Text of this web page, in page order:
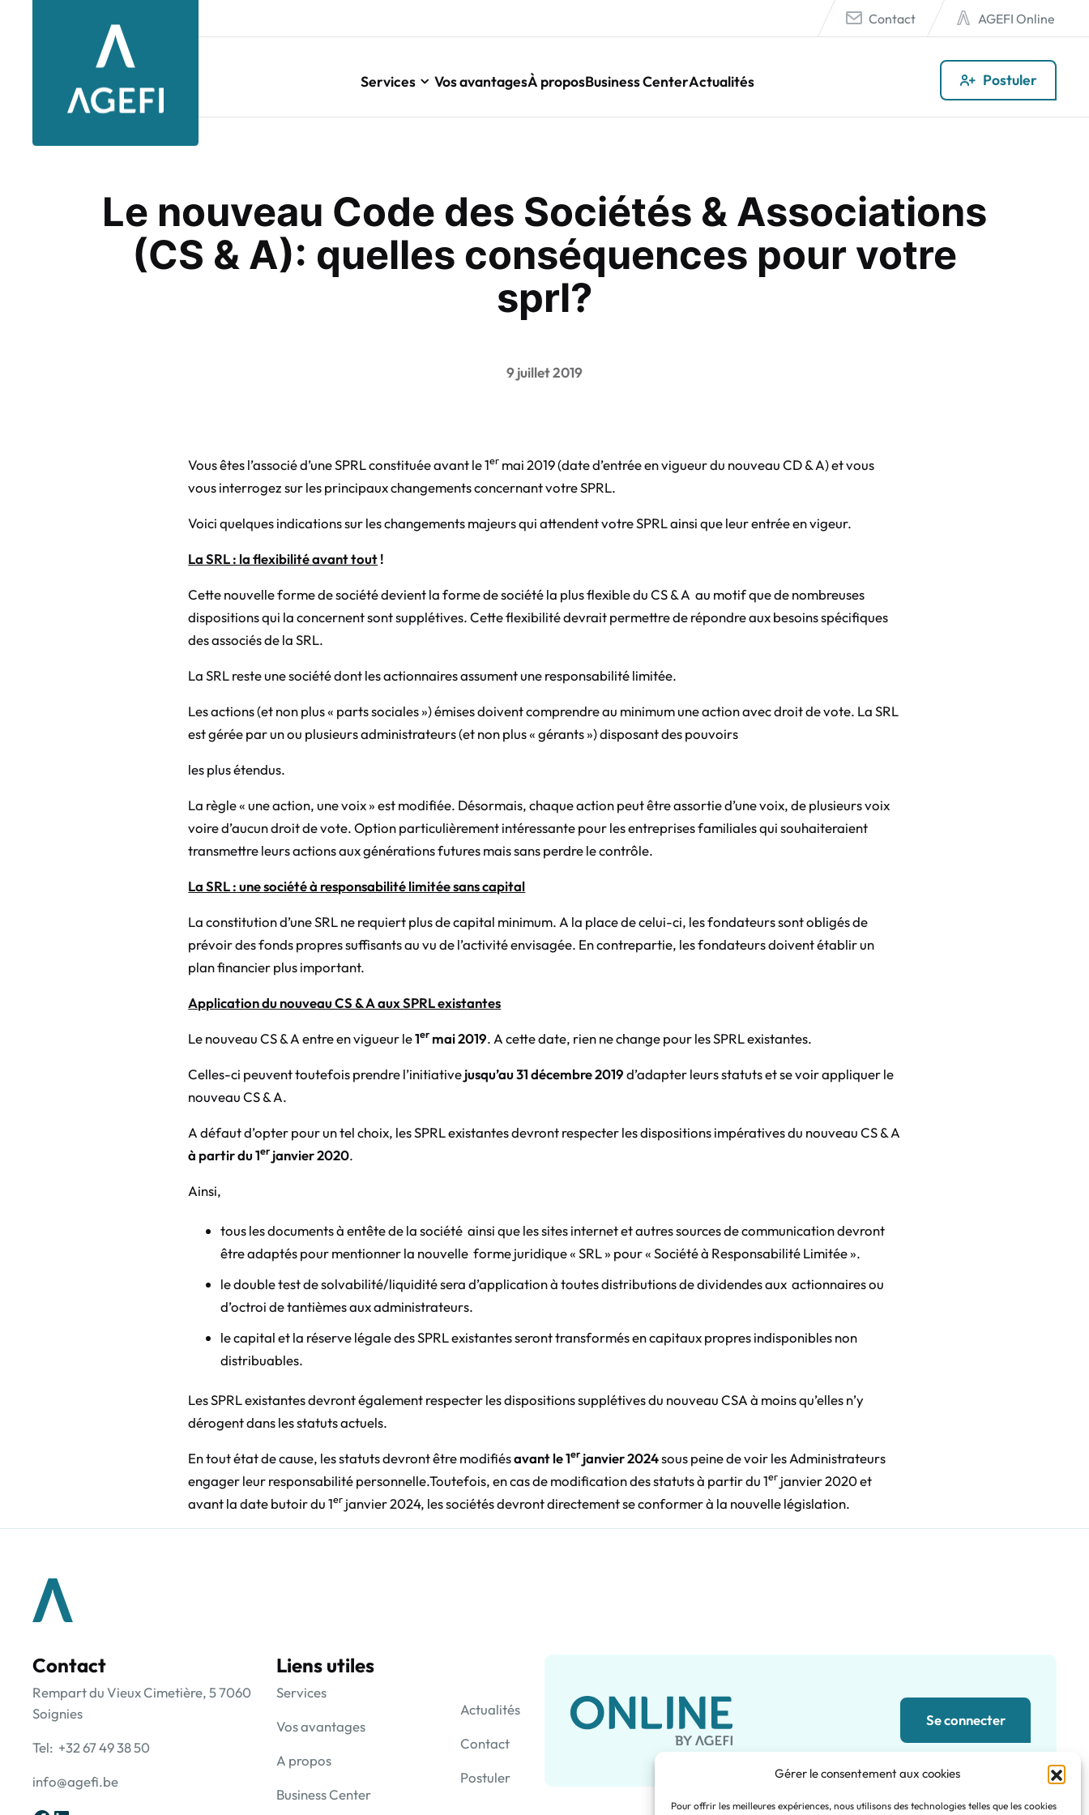
Gérer le consentement aux cookies
Pour offrir les meilleures expériences, nous utilisons des technologies telles que les cookies
Contact AGEFI Online
Services Vos avantagesÀ proposBusiness CenterActualités Postuler
Le nouveau Code des Sociétés & Associations
(CS & A): quelles conséquences pour votre
sprl?
9 juillet 2019
Vous êtes l’associé d’une SPRL constituée avant le 1er mai 2019 (date d’entrée en vigueur du nouveau CD & A) et vous
vous interrogez sur les principaux changements concernant votre SPRL.
Voici quelques indications sur les changements majeurs qui attendent votre SPRL ainsi que leur entrée en vigeur.
La SRL : la flexibilité avant tout!
Cette nouvelle forme de société devient la forme de société la plus flexible du CS & A au motif que de nombreuses
dispositions qui la concernent sont supplétives. Cette flexibilité devrait permettre de répondre aux besoins spécifiques
des associés de la SRL.
La SRL reste une société dont les actionnaires assument une responsabilité limitée.
Les actions (et non plus « parts sociales ») émises doivent comprendre au minimum une action avec droit de vote. La SRL
est gérée par un ou plusieurs administrateurs (et non plus « gérants ») disposant des pouvoirs
les plus étendus.
La règle « une action, une voix » est modifiée. Désormais, chaque action peut être assortie d’une voix, de plusieurs voix
voire d’aucun droit de vote. Option particulièrement intéressante pour les entreprises familiales qui souhaiteraient
transmettre leurs actions aux générations futures mais sans perdre le contrôle.
La SRL : une société à responsabilité limitée sans capital
La constitution d’une SRL ne requiert plus de capital minimum. A la place de celui-ci, les fondateurs sont obligés de
prévoir des fonds propres suffisants au vu de l’activité envisagée. En contrepartie, les fondateurs doivent établir un
plan financier plus important.
Application du nouveau CS & A aux SPRL existantes
Le nouveau CS & A entre en vigueur le1ermai 2019. A cette date, rien ne change pour les SPRL existantes.
Celles-ci peuvent toutefois prendre l’initiativejusqu’au 31 décembre 2019d’adapter leurs statuts et se voir appliquer le
nouveau CS & A.
A défaut d’opter pour un tel choix, les SPRL existantes devront respecter les dispositions impératives du nouveau CS & A
à partir du 1erjanvier 2020.
Ainsi,
tous les documents à entête de la société ainsi que les sites internet et autres sources de communication devront
être adaptés pour mentionner la nouvelle forme juridique « SRL » pour « Société à Responsabilité Limitée ».
le double test de solvabilité/liquidité sera d’application à toutes distributions de dividendes aux actionnaires ou
d’octroi de tantièmes aux administrateurs.
le capital et la réserve légale des SPRL existantes seront transformés en capitaux propres indisponibles non
distribuables.
Les SPRL existantes devront également respecter les dispositions supplétives du nouveau CSA à moins qu’elles n’y
dérogent dans les statuts actuels.
En tout état de cause, les statuts devront être modifiésavant le 1erjanvier 2024sous peine de voir les Administrateurs
engager leur responsabilité personnelle.Toutefois, en cas de modification des statuts à partir du 1er janvier 2020 et
avant la date butoir du 1er janvier 2024, les sociétés devront directement se conformer à la nouvelle législation.
Contact
Rempart du Vieux Cimetière, 5 7060
Soignies
Tel: +32 67 49 38 50
info@agefi.be
Liens utiles
Services
Vos avantages
A propos
Business Center
Actualités
Contact
Postuler
Se connecter